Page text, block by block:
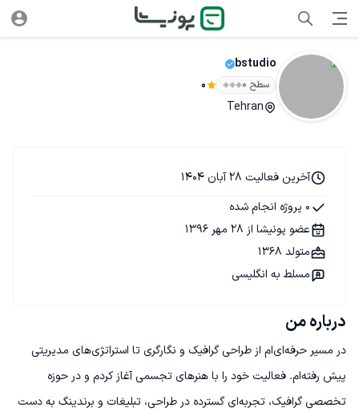
bstudio
سطح ۰ 0
Tehran
درباره من
در مسیر حرفه‌ای‌ام از طراحی گرافیک و نگارگری تا استراتژی‌های مدیریتی
پیش رفته‌ام. فعالیت خود را با هنرهای تجسمی آغاز کردم و در حوزه
تخصصی گرافیک، تجربه‌ای گسترده در طراحی، تبلیغات و برندینگ به دست
آخرین فعالیت 28 آبان 1404
0 پروژه انجام شده
عضو پونیشا از 28 مهر 1396
متولد 1368
مسلط به انگلیسی